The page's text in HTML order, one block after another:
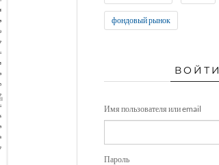
фондовый рынок
ВОЙТИ
Имя пользователя или email
Пароль